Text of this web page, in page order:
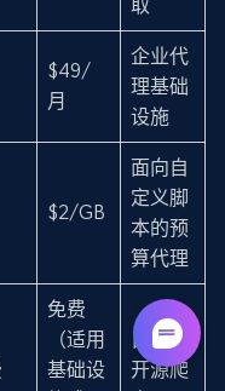
取
$49/
月
企业代
理基础
设施
$2/GB
面向自
定义脚
本的预
算代理
免费
（适用
基础设
自定义
开源爬